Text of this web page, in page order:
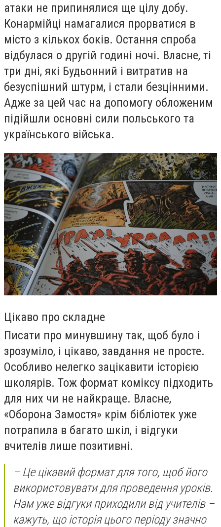
атаки не припинялися ще цілу добу.
Конармійці намагалися прорватися в
місто з кількох боків. Остання спроба
відбулася о другій годині ночі. Власне, ті
три дні, які Будьонний і витратив на
безуспішний штурм, і стали безцінними.
Адже за цей час на допомогу обложеним
підійшли основні сили польського та
українського війська.
Цікаво про складне
Писати про минувшину так, щоб було і
зрозуміло, і цікаво, завдання не просте.
Особливо нелегко зацікавити історією
школярів. Тож формат коміксу підходить
для них чи не найкраще. Власне,
«Оборона Замостя» крім бібліотек уже
потрапила в багато шкіл, і відгуки
вчителів лише позитивні.
– Це цікавий формат для того, щоб його
використовувати для проведення уроків.
Нам уже відгуки приходили від учителів –
кажуть, що історія цього періоду значно